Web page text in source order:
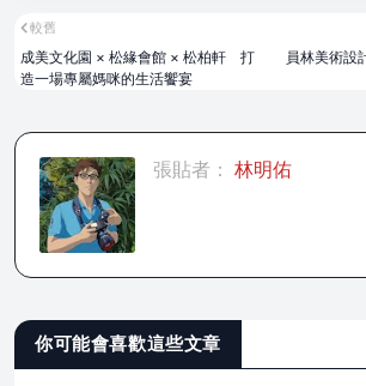
員林美術
較舊
成美文化園 × 松緣會館 × 松柏軒 打
造一場專屬媽咪的生活饗宴
張貼者： 林明佑
你可能會喜歡這些文章